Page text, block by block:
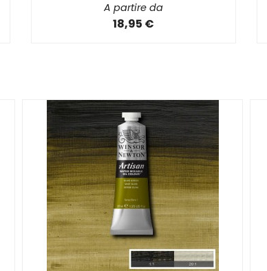
A partire da
18,95 €